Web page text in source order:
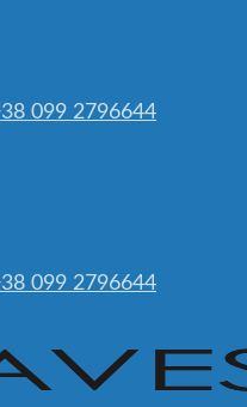
099 2796644
099 2796644